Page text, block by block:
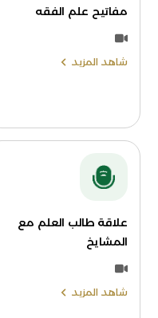
مفاتيح علم الفقه
شاهد المزيد
علاقة طالب العلم مع
المشايخ
شاهد المزيد